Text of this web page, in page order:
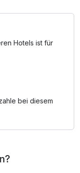
Hotels ist für
bei diesem